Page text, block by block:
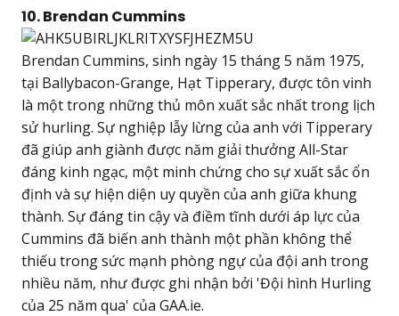
10. Brendan Cummins
Brendan Cummins, sinh ngày 15 tháng 5 năm 1975,
tại Ballybacon-Grange, Hạt Tipperary, được tôn vinh
là một trong những thủ môn xuất sắc nhất trong lịch
sử hurling. Sự nghiệp lẫy lừng của anh với Tipperary
đã giúp anh giành được năm giải thưởng All-Star
đáng kinh ngạc, một minh chứng cho sự xuất sắc ổn
định và sự hiện diện uy quyền của anh giữa khung
thành. Sự đáng tin cậy và điềm tĩnh dưới áp lực của
Cummins đã biến anh thành một phần không thể
thiếu trong sức mạnh phòng ngự của đội anh trong
nhiều năm, như được ghi nhận bởi 'Đội hình Hurling
của 25 năm qua' của GAA.ie.